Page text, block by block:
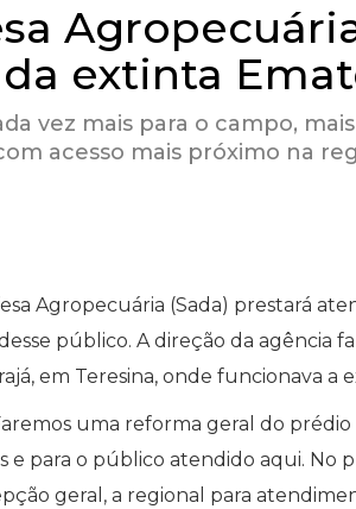
extinta
vez mais para o campo,
acesso mais próximo na
Agropecuária (Sada) prestará
público. A direção da agência
em Teresina, onde funcionava a
uma reforma geral do
e para o público atendido aqui. No
geral, a regional para